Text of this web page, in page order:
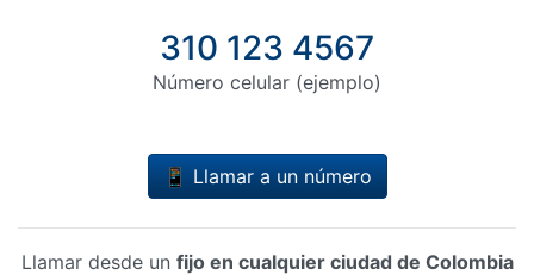
310 123 4567
Número celular (ejemplo)
📱 Llamar a un número
Llamar desde un fijo en cualquier ciudad de Colombia